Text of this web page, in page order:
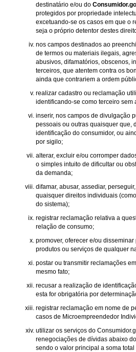
destinatário e/ou do
protegidos por propriedade
excetuando-se os casos em que o
seja o próprio detentor destes
nos campos destinados ao
de termos ou materiais ilegais,
abusivos, difamatórios, obscenos,
terceiros, que atentem contra os
ainda que contrariem a ordem
realizar cadastro ou reclamação
identificando-se como terceiro sem
inserir, nos campos de divulgação
pessoais ou outras quaisquer que,
identificação do consumidor, ou
por sigilo;
alterar, excluir e/ou corromper
o simples intuito de dificultar ou
da demanda;
difamar, abusar, assediar,
quaisquer direitos individuais
do sistema);
registrar reclamação relativa a
relação de consumo;
promover, oferecer e/ou
produtos ou serviços de qualquer
postar ou transmitir reclamações
mesmo fato;
recusar a realização de
esta for obrigatória por
registrar reclamação em nome de
casos de Microempreendedor
utilizar os serviços do
renegociações de dívidas abaixo
sendo o valor principal a soma